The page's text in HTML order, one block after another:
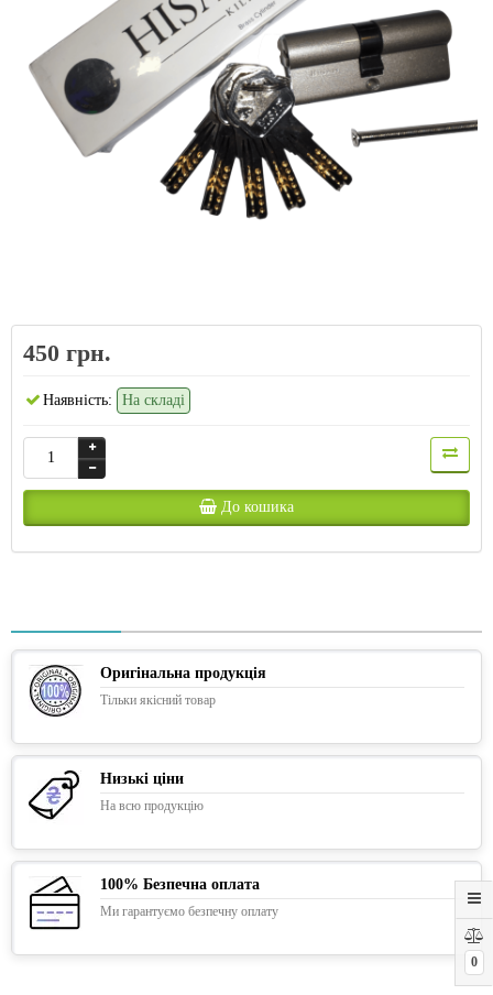
0
450 грн.
Наявність: На складі
До кошика
Оригінальна продукція
Тільки якісний товар
Низькі ціни
На всю продукцію
100% Безпечна оплата
Ми гарантуємо безпечну оплату